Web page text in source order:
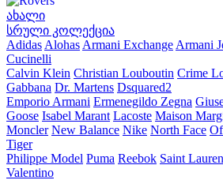
ახალი
სრული კოლექცია
Adidas Alohas Armani Exchange Armani
Cucinelli
Calvin Klein Christian Louboutin Crime
Gabbana Dr. Martens Dsquared2
Emporio Armani Ermenegildo Zegna
Goose Isabel Marant Lacoste Maison
Moncler New Balance Nike North Face
Tiger
Philippe Model Puma Reebok Saint
Valentino